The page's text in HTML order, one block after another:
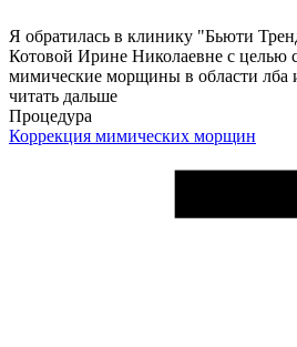
Я обратилась в клинику "Бьюти
Котовой Ирине Николаевне с целью
мимические морщины в области лба
читать дальше
Процедура
Коррекция мимических морщин